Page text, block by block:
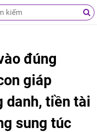
đúng
giáp
danh, tiền tài
sung túc